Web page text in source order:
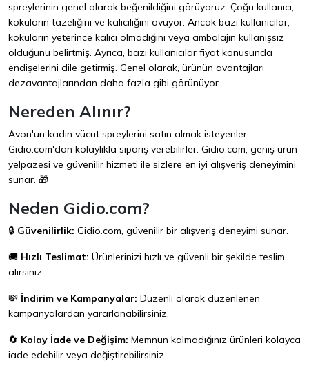
spreylerinin genel olarak beğenildiğini görüyoruz. Çoğu kullanıcı,
kokuların tazeliğini ve kalıcılığını övüyor. Ancak bazı kullanıcılar,
kokuların yeterince kalıcı olmadığını veya ambalajın kullanışsız
olduğunu belirtmiş. Ayrıca, bazı kullanıcılar fiyat konusunda
endişelerini dile getirmiş. Genel olarak, ürünün avantajları
dezavantajlarından daha fazla gibi görünüyor.
Nereden Alınır?
Avon'un kadın vücut spreylerini satın almak isteyenler,
Gidio.com'dan kolaylıkla sipariş verebilirler. Gidio.com, geniş ürün
yelpazesi ve güvenilir hizmeti ile sizlere en iyi alışveriş deneyimini
sunar. 🎁
Neden Gidio.com?
🔒 Güvenilirlik: Gidio.com, güvenilir bir alışveriş deneyimi sunar.
🚚 Hızlı Teslimat: Ürünlerinizi hızlı ve güvenli bir şekilde teslim
alırsınız.
💸 İndirim ve Kampanyalar: Düzenli olarak düzenlenen
kampanyalardan yararlanabilirsiniz.
🔄 Kolay İade ve Değişim: Memnun kalmadığınız ürünleri kolayca
iade edebilir veya değiştirebilirsiniz.